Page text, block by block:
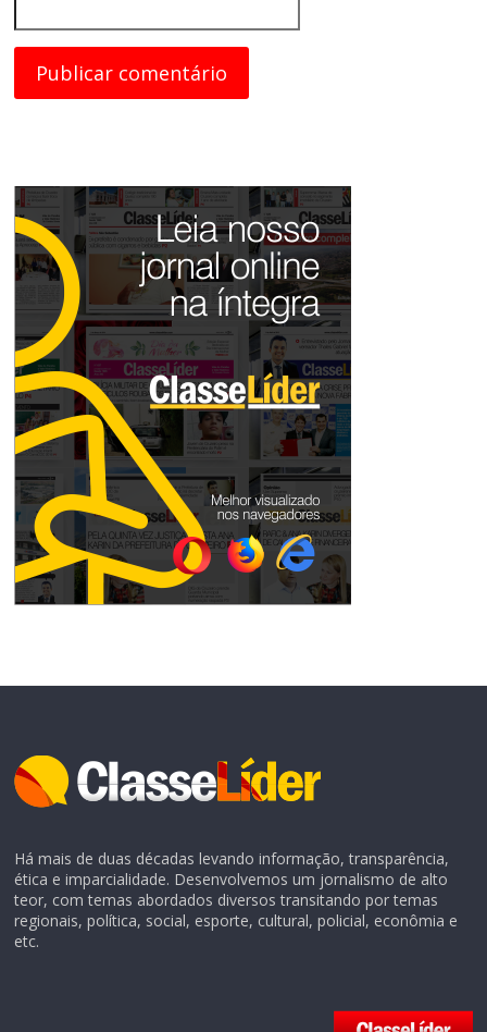
Há mais de duas décadas levando informação, transparência,
ética e imparcialidade. Desenvolvemos um jornalismo de alto
teor, com temas abordados diversos transitando por temas
regionais, política, social, esporte, cultural, policial, econômia e
etc.